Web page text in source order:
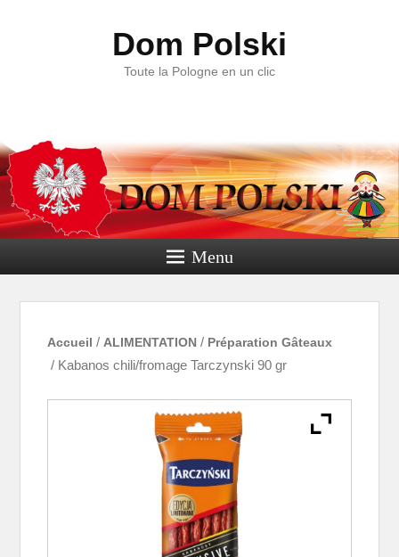
Dom Polski
Toute la Pologne en un clic
Menu
Accueil / ALIMENTATION / Préparation Gâteaux
/ Kabanos chili/fromage Tarczynski 90 gr